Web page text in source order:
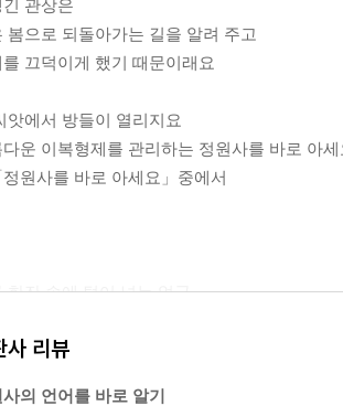
겨울 86
책 88
안부 90
을 밟았기 때문이다 94
울의 회화 96
의 반경 98
귀선 110
진 음계 112
긴 관상은
봄으로 되돌아가는 길을 알려 주고
를 끄덕이게 했기 때문이래요
앗에서 방들이 열리지요
다운 이복형제를 관리하는 정원사를 바로 아세
원사를 바로 아세요」중에서
한잔 속에 털어 넣는 얼굴
사 리뷰
의 언어를 바로 알기